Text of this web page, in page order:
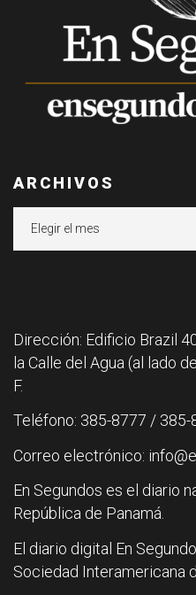
ARCHIVOS
Dirección: Edificio Brazil
la Calle del Agua (al lado
F.
Teléfono: 385-8777 / 385-
Correo electrónico:
En Segundos es el diario
República de Panamá.
El diario digital En
Sociedad Interamericana